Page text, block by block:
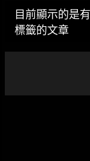
發
表
章
目前顯示的是
標籤的文章